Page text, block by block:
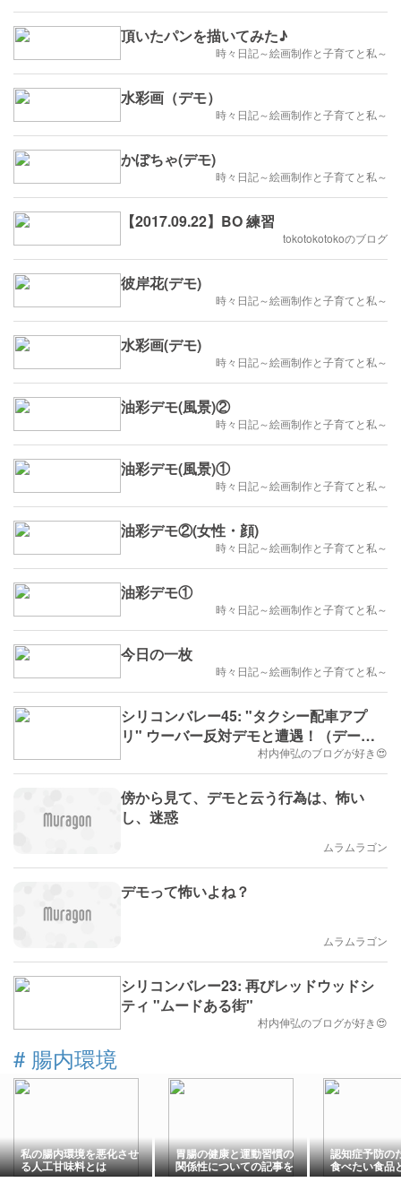
頂いたパンを描いてみた♪
時々日記～絵画制作と子育てと私～
水彩画（デモ）
時々日記～絵画制作と子育てと私～
かぼちゃ(デモ)
時々日記～絵画制作と子育てと私～
【2017.09.22】BO 練習
tokotokotokoのブログ
彼岸花(デモ)
時々日記～絵画制作と子育てと私～
水彩画(デモ)
時々日記～絵画制作と子育てと私～
油彩デモ(風景)②
時々日記～絵画制作と子育てと私～
油彩デモ(風景)①
時々日記～絵画制作と子育てと私～
油彩デモ②(女性・顔)
時々日記～絵画制作と子育てと私～
油彩デモ①
時々日記～絵画制作と子育てと私～
今日の一枚
時々日記～絵画制作と子育てと私～
シリコンバレー45: "タクシー配車アプ
リ" ウーバー反対デモと遭遇！（デービ
ス・シンフォニーホール前）村内伸弘のブログが好き😍
傍から見て、デモと云う行為は、怖い
し、迷惑
ムラムラゴン
デモって怖いよね？
ムラムラゴン
シリコンバレー23: 再びレッドウッドシ
ティ "ムードある街"
村内伸弘のブログが好き😍
# 腸内環境
私の腸内環境を悪化させ
る人工甘味料とは
胃腸の健康と運動習慣の
関係性についての記事を
認知症予防の
食べたい食品